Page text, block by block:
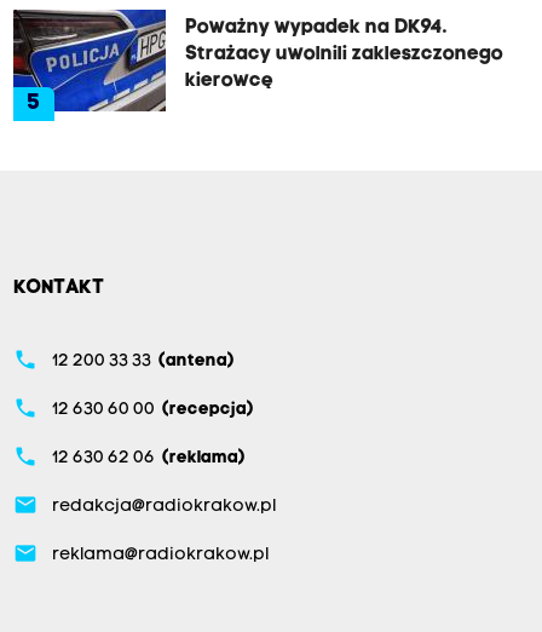
5
Poważny wypadek na DK94.
Strażacy uwolnili zakleszczonego
kierowcę
KONTAKT
phone 12 200 33 33 (antena)
phone 12 630 60 00 (recepcja)
phone 12 630 62 06 (reklama)
email redakcja@radiokrakow.pl
email reklama@radiokrakow.pl